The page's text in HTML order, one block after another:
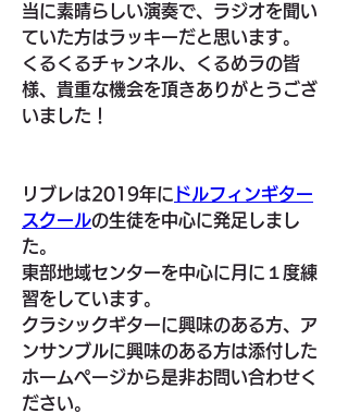
当に素晴らしい演奏で、ラジオを聞い
ていた方はラッキーだと思います。
くるくるチャンネル、くるめラの皆
様、貴重な機会を頂きありがとうござ
いました！
リブレは2019年に ドルフィンギター
スクールの生徒を中心に発足しまし
た。
東部地域センターを中心に月に１度練
習をしています。
クラシックギターに興味のある方、ア
ンサンブルに興味のある方は添付した
ホームページから是非お問い合わせく
ださい。